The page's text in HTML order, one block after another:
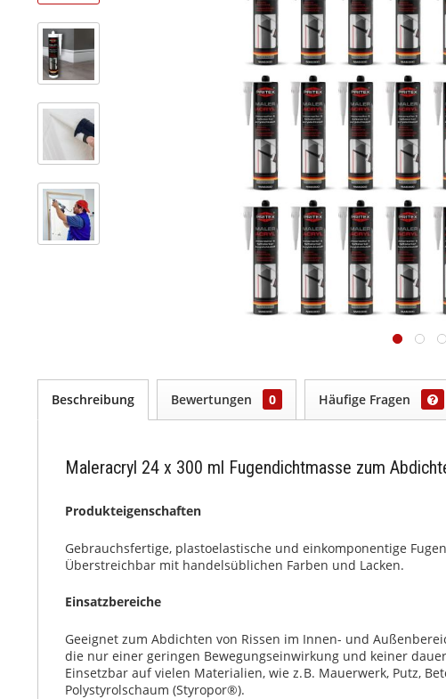
Beschreibung Bewertungen 0 Häufige Fragen
Maleracryl 24 x 300 ml Fugendichtmasse zum
Produkteigenschaften
Gebrauchsfertige, plastoelastische und einkomponentige
Überstreichbar mit handelsüblichen Farben und Lacken.
Einsatzbereiche
Geeignet zum Abdichten von Rissen im Innen- und
die nur einer geringen Bewegungseinwirkung und keiner
Einsetzbar auf vielen Materialien, wie z. B. Mauerwerk, Putz,
Polystyrolschaum (Styropor®).